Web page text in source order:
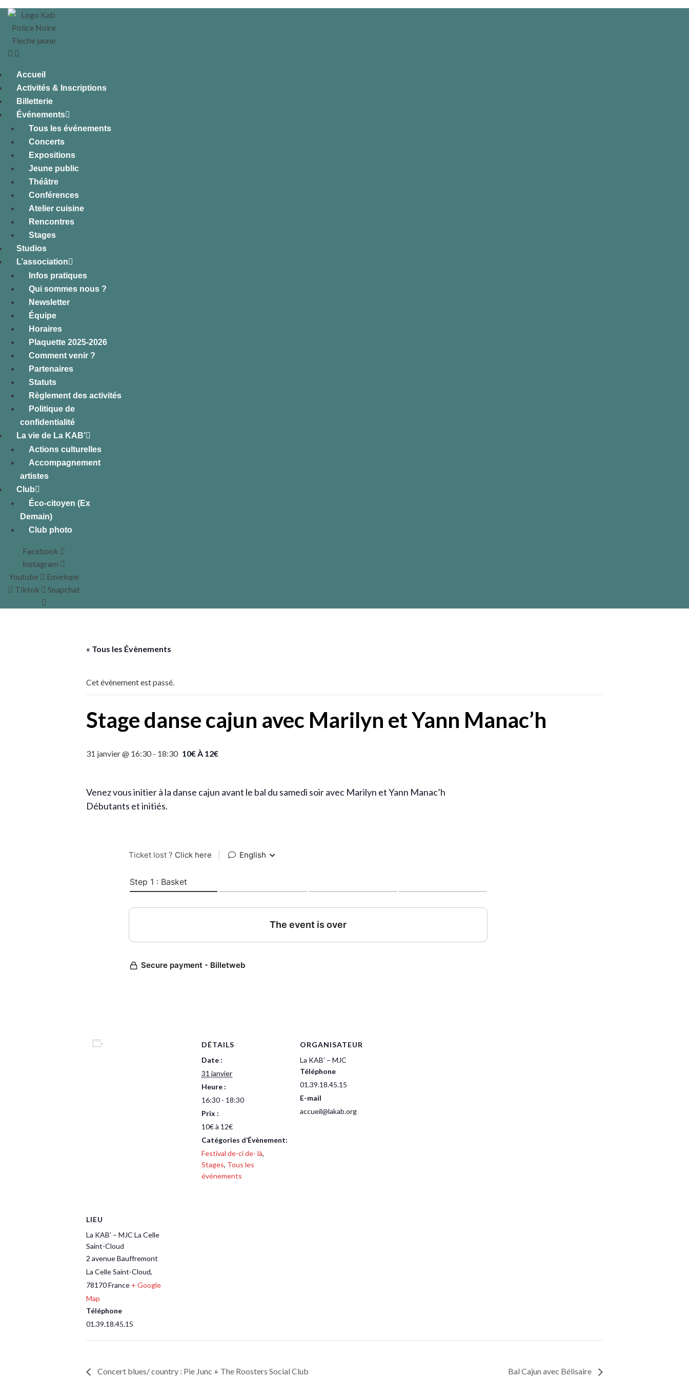
Accueil
Activités & Inscriptions
Billetterie
Événements
Tous les événements
Concerts
Expositions
Jeune public
Théâtre
Conférences
Atelier cuisine
Rencontres
Stages
Studios
L’association
Infos pratiques
Qui sommes nous ?
Newsletter
Équipe
Horaires
Plaquette 2025-2026
Comment venir ?
Partenaires
Statuts
Règlement des activités
Politique de
confidentialité
La vie de La KAB’
Actions culturelles
Accompagnement
artistes
Club
Éco-citoyen (Ex
Demain)
Club photo
Facebook
Instagram
Youtube
Envelope
Tiktok
Snapchat
« Tous les Évènements
Cet évènement est passé.
Stage danse cajun avec Marilyn et Yann Manac’h
31 janvier @ 16:30- 18:30 10€ À 12€
Venez vous initier à la danse cajun avant le bal du samedi soir avec Marilyn et Yann Manac’h
Débutants et initiés.
DÉTAILS
Date :
31 janvier
Heure :
16:30 - 18:30
Prix :
10€ à 12€
Catégories d’Évènement:
Festival de-ci de- là,
Stages, Tous les
événements
ORGANISATEUR
La KAB’ – MJC
Téléphone
01.39.18.45.15
E-mail
accueil@lakab.org
LIEU
La KAB’ – MJC La Celle
Saint-Cloud
2 avenue Bauffremont
La Celle Saint-Cloud,
78170France + Google
Map
Téléphone
01.39.18.45.15
Concert blues/ country : Pie Junc + The Roosters Social Club Bal Cajun avec Bélisaire